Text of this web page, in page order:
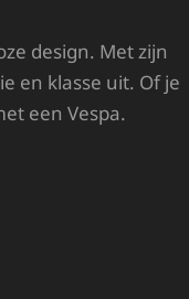
design. Met zijn
en klasse uit. Of je
een Vespa.